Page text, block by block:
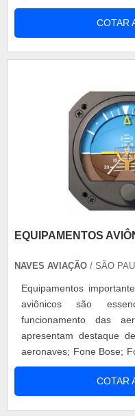
motor Lycoming é
mercado aeronáutico,
radial de motor,
COTAR
EQUIPAMENTOS
NAVES AVIAÇÃO / SÃO
Equipamentos
aviônicos são
funcionamento das
apresentam destaque
aeronaves; Fone Bose;
Instrumentos diversos;
de comando e ELT
equipamentos aviônicos
COTAR